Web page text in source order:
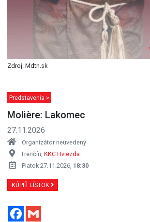
Zdroj: Mdtn.sk
Predstavenia >
Molière: Lakomec
27.11.2026
Organizátor neuvedený
Trenčín, KKC Hviezda
Piatok 27.11.2026, 18:30
KÚPIŤ LÍSTOK
Facebook